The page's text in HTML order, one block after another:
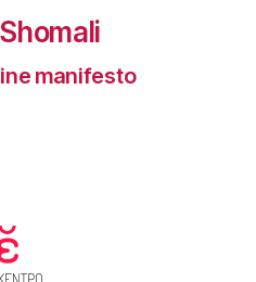
manifesto